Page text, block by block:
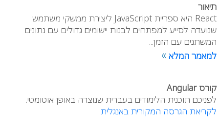
תיאור
React היא ספריית JavaScript ליצירת ממשקי משתמש
שנועדה לסייע למפתחים לבנות יישומים גדולים עם נתונים
המשתנים עם הזמן...
למאמר המלא »
קורס Angular
לפניכם תוכנית הלימודים בעברית שנוצרה באופן אוטומטי.
לקריאת הגרסה המקורית באנגלית